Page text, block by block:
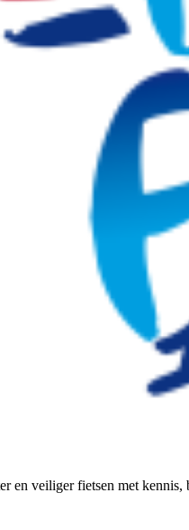
en veiliger fietsen met kennis,